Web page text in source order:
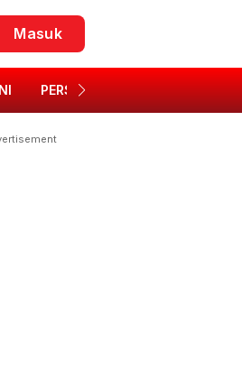
Masuk
PERSONA